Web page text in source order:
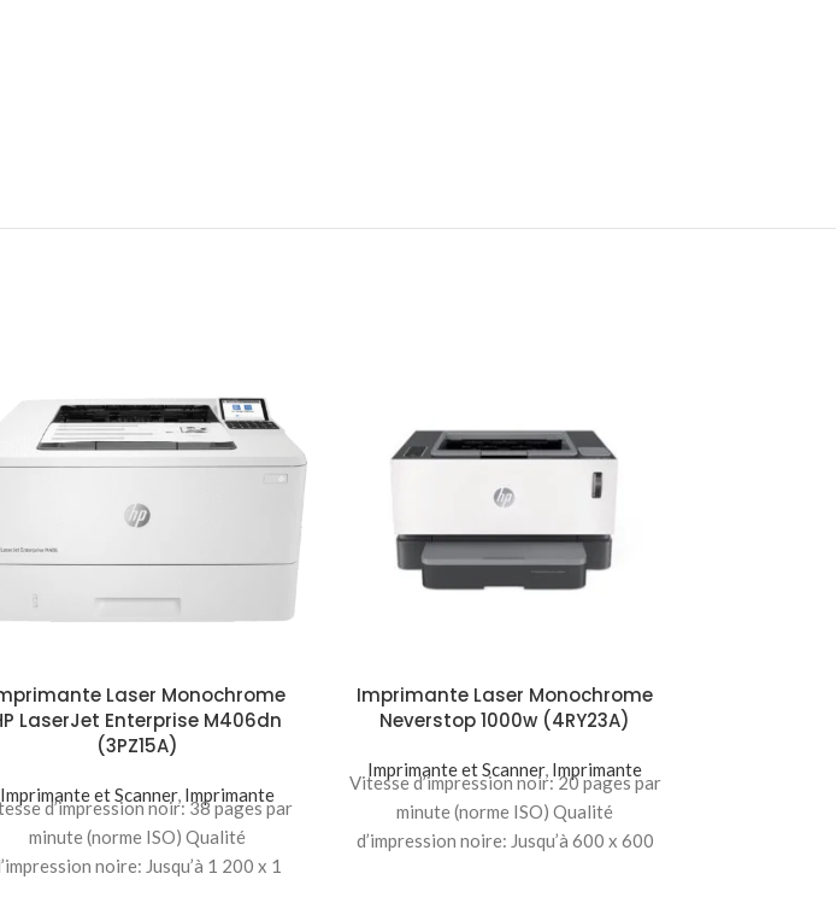
Laser Monochrome
LaserJet Enterprise M406dn
(3PZ15A)
Imprimante et Scanner, Imprimante
d’impression noir: 38 pages par
minute (norme ISO) Qualité
noire: Jusqu’à 1 200 x 1
Imprimante Laser Monochrome
Neverstop 1000w (4RY23A)
Imprimante et Scanner, Imprimante
Vitesse d’impression noir: 20 pages par
minute (norme ISO) Qualité
d’impression noire: Jusqu’à 600 x 600